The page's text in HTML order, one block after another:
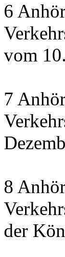
6
vom
7
8
der